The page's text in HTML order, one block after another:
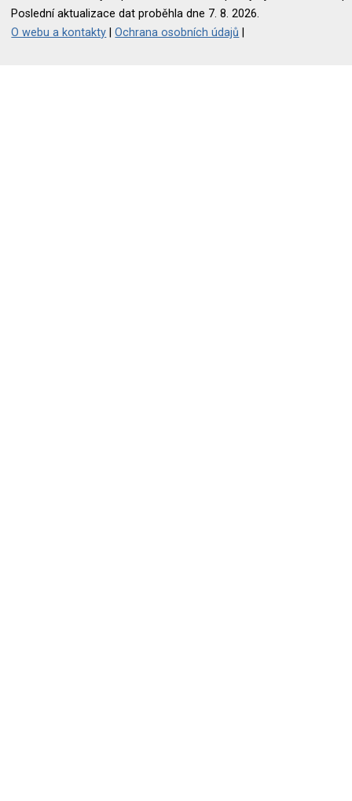
Poslední aktualizace dat proběhla dne 7. 8. 2026.
O webu a kontakty |Ochrana osobních údajů